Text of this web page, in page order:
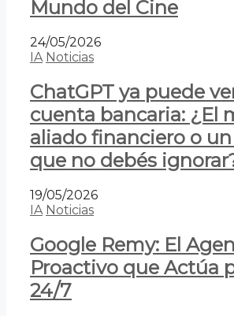
Mundo del Cine
24/05/2026
IA Noticias
ChatGPT ya puede
cuenta bancaria: ¿El
aliado financiero o
que no debés
19/05/2026
IA Noticias
Google Remy: El
Proactivo que Actúa
24/7